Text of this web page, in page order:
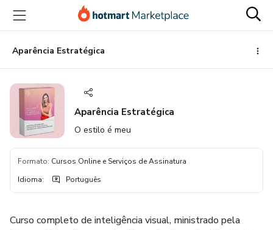
para
conteúdo
principal
para
pagamento
para
rodapé
Aparência Estratégica
Aparência Estratégica
O estilo é meu
Formato: Cursos Online e Serviços de Assinatura
Idioma: Português
Curso completo de inteligência visual, ministrado pela